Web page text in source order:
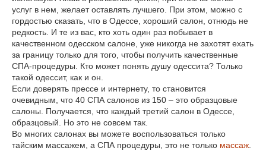
услуг в нем, желает оставлять лучшего. При этом, можно с
гордостью сказать, что в Одессе, хороший салон, отнюдь не
редкость. И те из вас, кто хоть один раз побывает в
качественном одесском салоне, уже никогда не захотят ехать
за границу только для того, чтобы получить качественные
СПА-процедуры. Кто может понять душу одессита? Только
такой одессит, как и он.
Если доверять прессе и интернету, то становится
очевидным, что 40 СПА салонов из 150 – это образцовые
салоны. Получается, что каждый третий салон в Одессе,
образцовый. Но это не совсем так.
Во многих салонах вы можете воспользоваться только
тайским массажем, а СПА процедуры, это не только массаж